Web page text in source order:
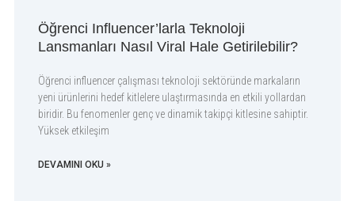
Öğrenci Influencer’larla Teknoloji
Lansmanları Nasıl Viral Hale Getirilebilir?
Öğrenci influencer çalışması teknoloji sektöründe markaların
yeni ürünlerini hedef kitlelere ulaştırmasında en etkili yollardan
biridir. Bu fenomenler genç ve dinamik takipçi kitlesine sahiptir.
Yüksek etkileşim
DEVAMINI OKU »